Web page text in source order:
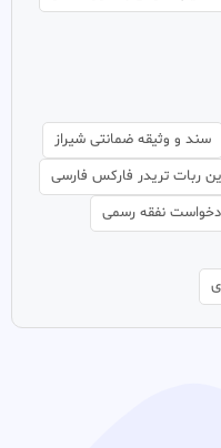
سند و وثیقه ضمانتی شیراز
ربات تریدر فارکس فارسی
نفقه رسمی